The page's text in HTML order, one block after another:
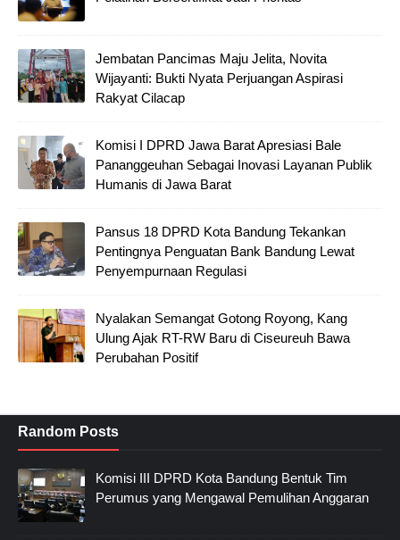
Jembatan Pancimas Maju Jelita, Novita
Wijayanti: Bukti Nyata Perjuangan Aspirasi
Rakyat Cilacap
Komisi I DPRD Jawa Barat Apresiasi Bale
Pananggeuhan Sebagai Inovasi Layanan Publik
Humanis di Jawa Barat
Pansus 18 DPRD Kota Bandung Tekankan
Pentingnya Penguatan Bank Bandung Lewat
Penyempurnaan Regulasi
Nyalakan Semangat Gotong Royong, Kang
Ulung Ajak RT-RW Baru di Ciseureuh Bawa
Perubahan Positif
Random Posts
Komisi III DPRD Kota Bandung Bentuk Tim
Perumus yang Mengawal Pemulihan Anggaran